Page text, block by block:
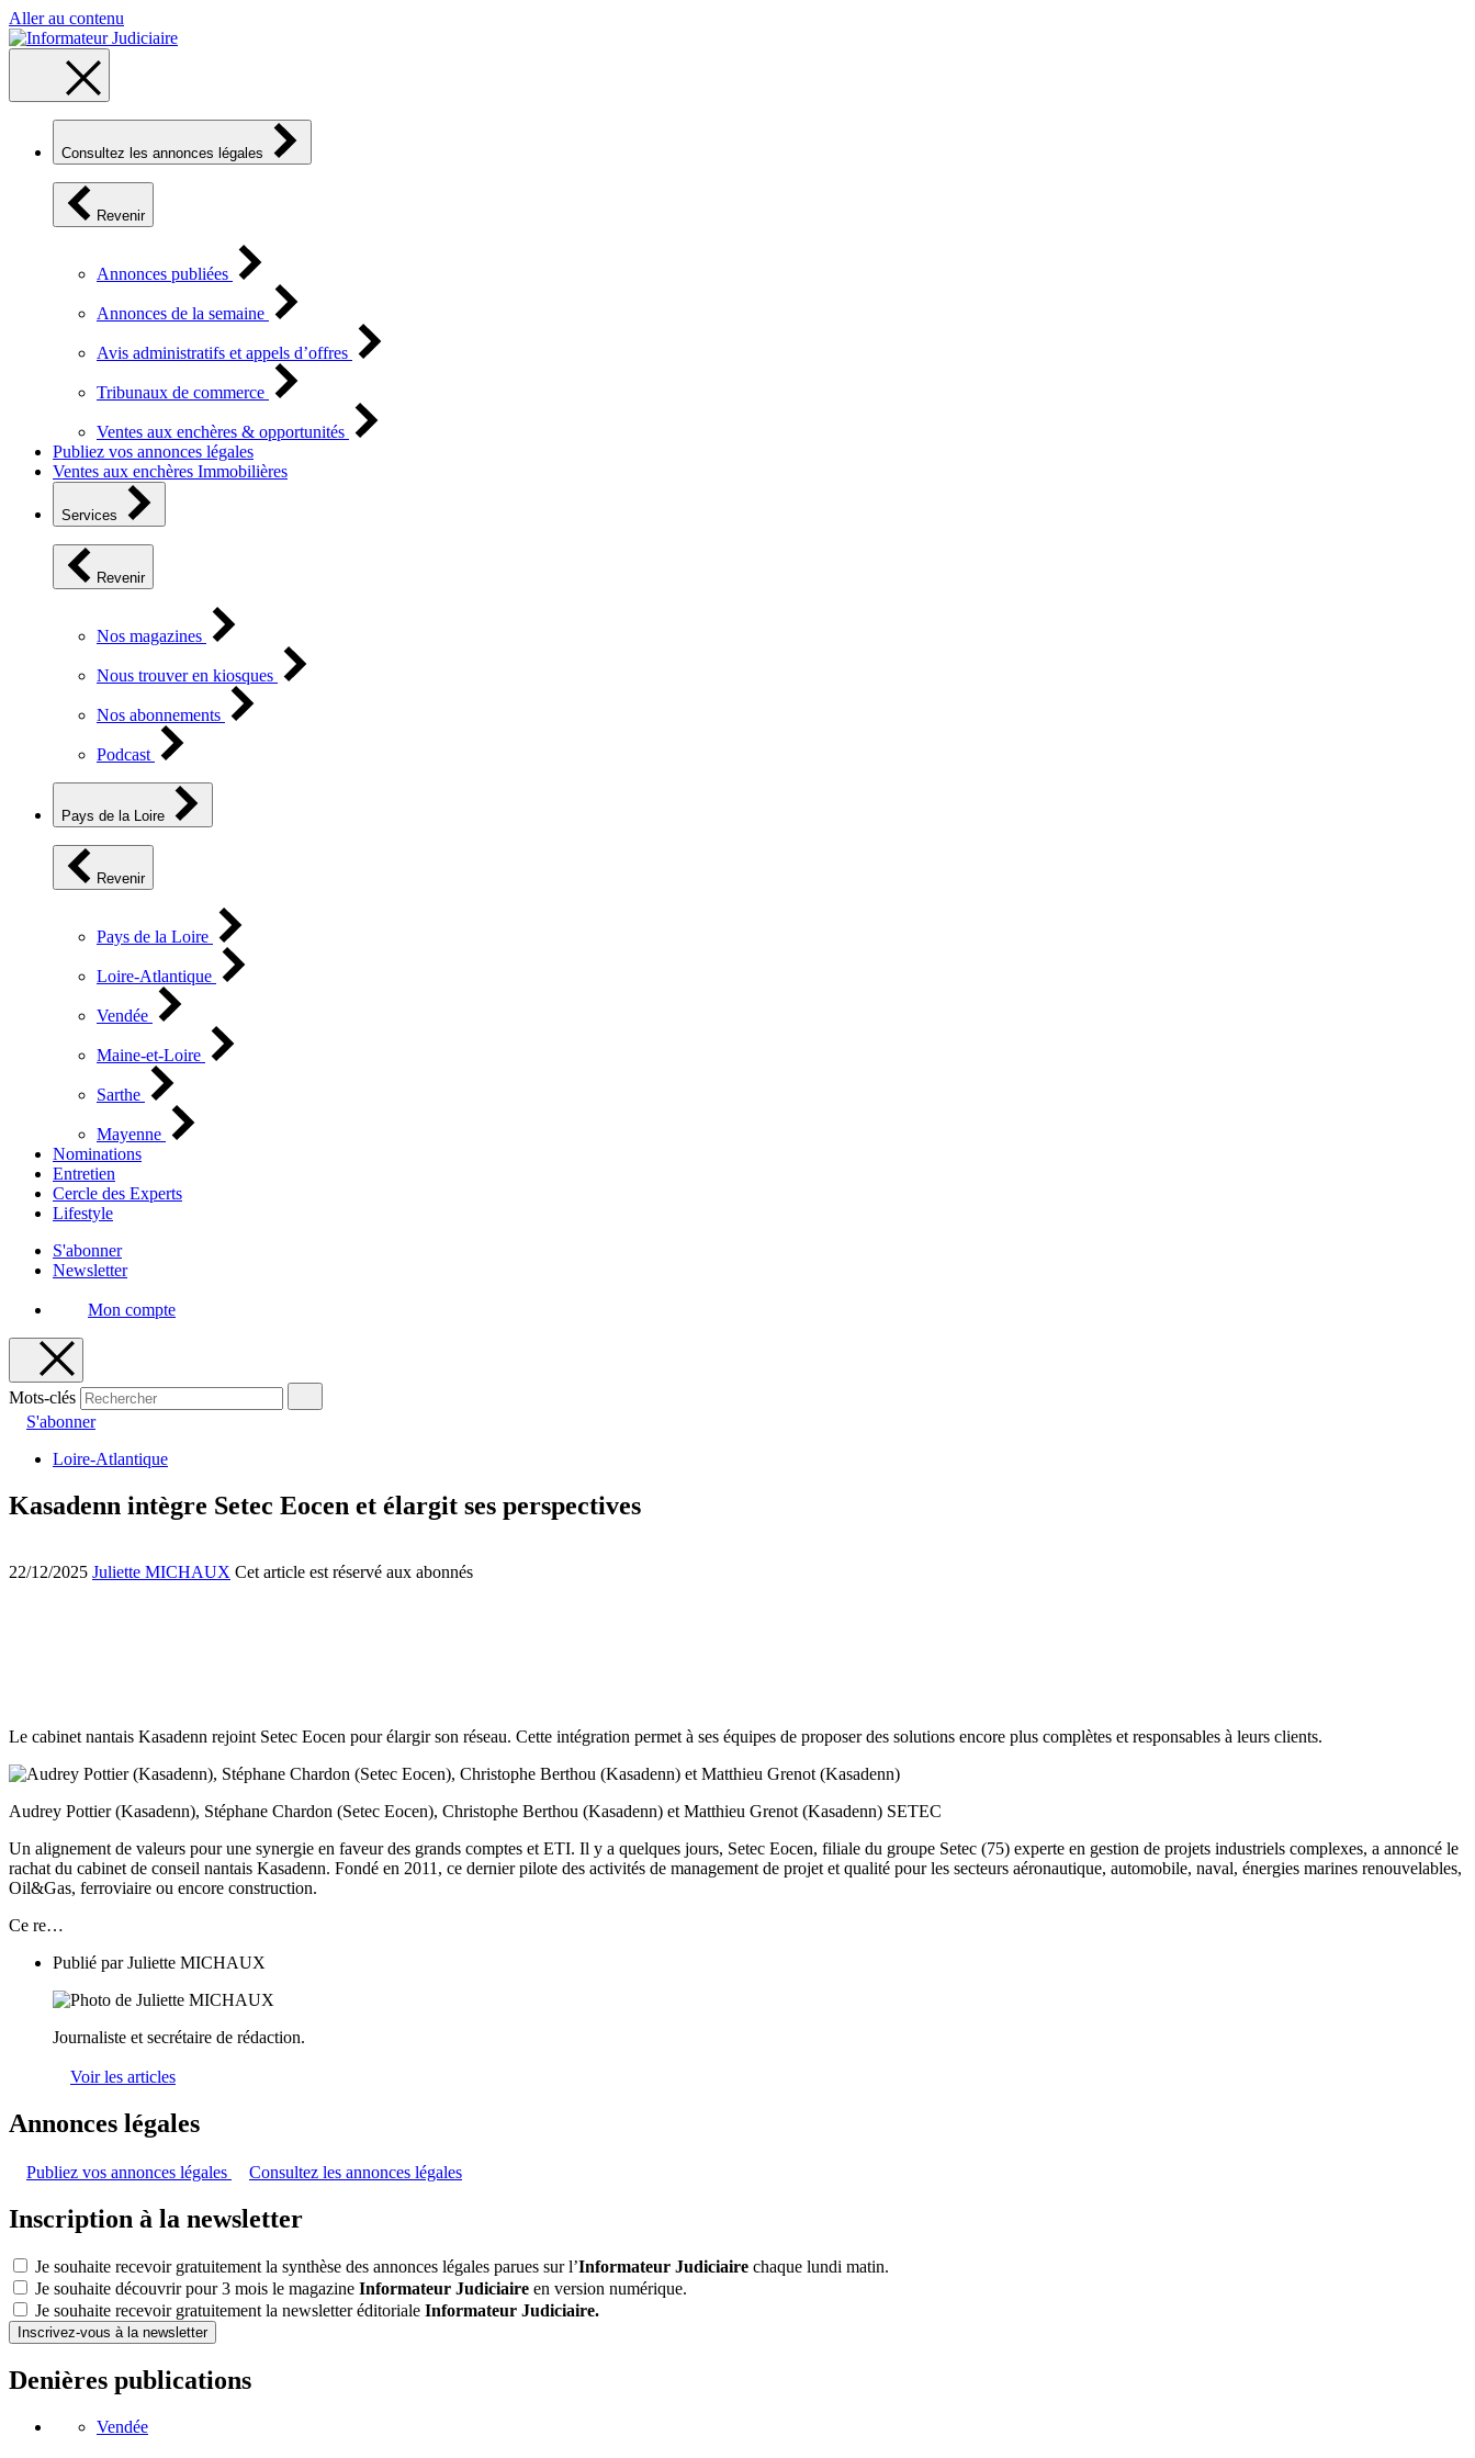
Aller au contenu
Consultez les annonces légales
Revenir
Annonces publiées
Annonces de la semaine
Avis administratifs et appels d’offres
Tribunaux de commerce
Ventes aux enchères & opportunités
Publiez vos annonces légales
Ventes aux enchères Immobilières
Services
Revenir
Nos magazines
Nous trouver en kiosques
Nos abonnements
Podcast
Pays de la Loire
Revenir
Pays de la Loire
Loire-Atlantique
Vendée
Maine-et-Loire
Sarthe
Mayenne
Nominations
Entretien
Cercle des Experts
Lifestyle
S'abonner
Newsletter
Mon compte
Mots-clés
S'abonner
Loire-Atlantique
Kasadenn intègre Setec Eocen et élargit ses perspectives
22/12/2025 Juliette MICHAUX Cet article est réservé aux abonnés
Le cabinet nantais Kasadenn rejoint Setec Eocen pour élargir son réseau. Cette intégration permet à ses équipes de proposer des solutions encore plus complètes et responsables à leurs clients.
Audrey Pottier (Kasadenn), Stéphane Chardon (Setec Eocen), Christophe Berthou (Kasadenn) et Matthieu Grenot (Kasadenn) SETEC
Un alignement de valeurs pour une synergie en faveur des grands comptes et ETI. Il y a quelques jours, Setec Eocen, filiale du groupe Setec (75) experte en gestion de projets industriels complexes, a annoncé le
rachat du cabinet de conseil nantais Kasadenn. Fondé en 2011, ce dernier pilote des activités de management de projet et qualité pour les secteurs aéronautique, automobile, naval, énergies marines renouvelables,
Oil&Gas, ferroviaire ou encore construction.
Ce re…
Publié parJuliette MICHAUX
Journaliste et secrétaire de rédaction.
Voir les articles
Annonces légales
Publiez vos annonces légales Consultez les annonces légales
Inscription à la newsletter
Je souhaite recevoir gratuitement la synthèse des annonces légales parues sur l’Informateur Judiciaire chaque lundi matin.
Je souhaite découvrir pour 3 mois le magazine Informateur Judiciaire en version numérique.
Je souhaite recevoir gratuitement la newsletter éditoriale Informateur Judiciaire.
Inscrivez-vous à la newsletter
Denières publications
Vendée